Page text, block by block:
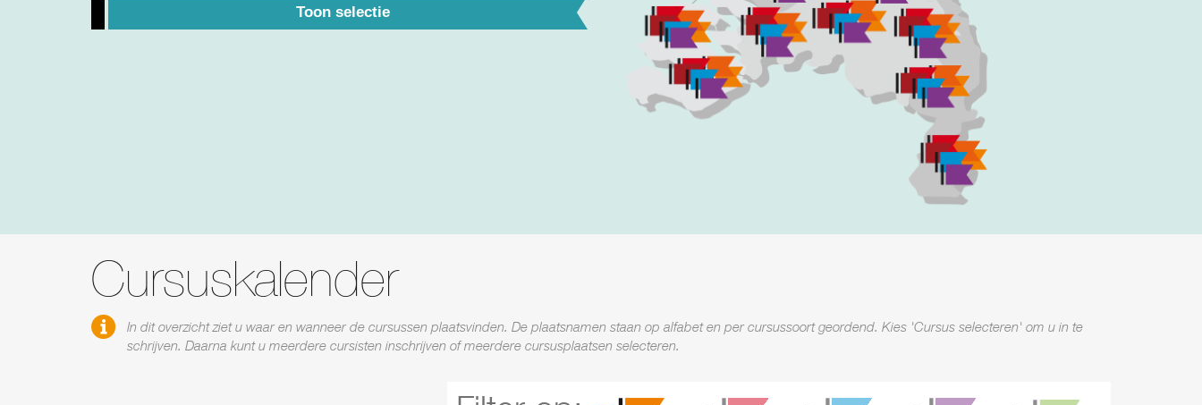
Toon selectie
Cursuskalender
In dit overzicht ziet u waar en wanneer de cursussen plaatsvinden. De plaatsnamen staan op alfabet en per cursussoort geordend. Kies 'Cursus selecteren' om u in te
schrijven. Daarna kunt u meerdere cursisten inschrijven of meerdere cursusplaatsen selecteren.